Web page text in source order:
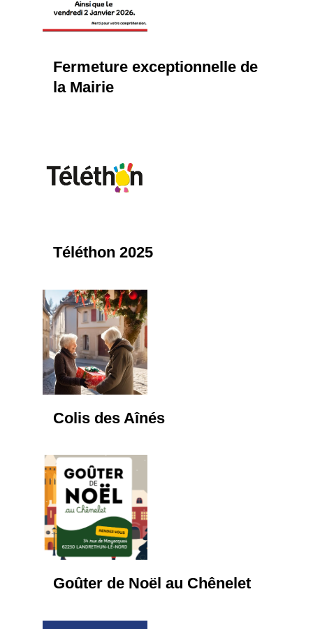
Fermeture exceptionnelle de
la Mairie
Téléthon 2025
Colis des Aînés
Goûter de Noël au Chênelet